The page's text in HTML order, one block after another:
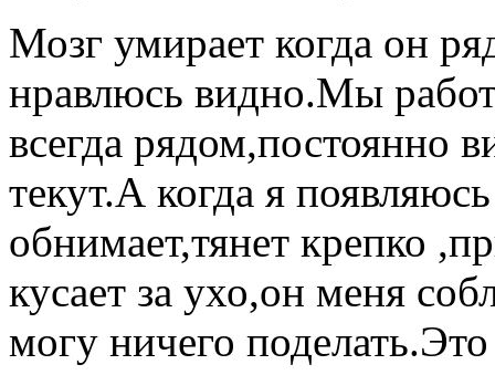
Мозг умирает когда он
нравлюсь видно.Мы
всегда рядом,постоянно
текут.А когда я
обнимает,тянет крепко
кусает за ухо,он меня
могу ничего